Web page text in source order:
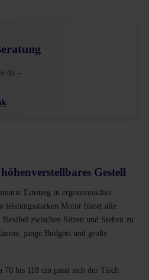
da –
Gestell
Einstieg in ergonomisches
leistungsstarken Motor bietet alle
zwischen Sitzen und Stehen zu
junge Budgets und große
bis 118 cm passt sich der Tisch